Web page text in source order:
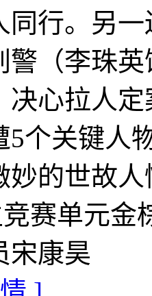
同行。另
警（李珠
决心拉人
5个关键人
妙的世故
赛单元
宋康昊